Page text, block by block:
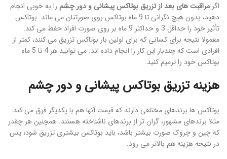
اگر مراقبت های بعد از تزریق بوتاکس پیشانی و دور چشم را به خوبی انجام
دهید، بدون هیچ نگرانی تا 9 ماه بوتاکس روی صورتتان می ماند. بوتاکس
تأثیر خود را حداقل 3 و حداکثر 9 ماه بر روی صورت افراد حفظ می کند.
معمولا نتیجه برای کسانی که برای اولین بار بوتاکس تزریق می کنند، کمتر از
افرادی است که چندبار این کار را انجام داده اند. می توانید هر 4 تا 5 ماه
بوتاکس خود را ترمیم کنید.
هزینه تزریق بوتاکس پیشانی و دور چشم
بوتاکس ها برندهای مختلفی دارند که قیمت آنها هم با یکدیگر فرق می کند.
مثلا برندهای مشهور، گران تر از برندهای ناشناخته هستند. همچنین هر چقدر
که چین و چروک صورت بیشتر باشد، باید بوتاکس بیشتری تزریق شود؛ پس
در نتیجه هزینه هم بالاتر می رود.